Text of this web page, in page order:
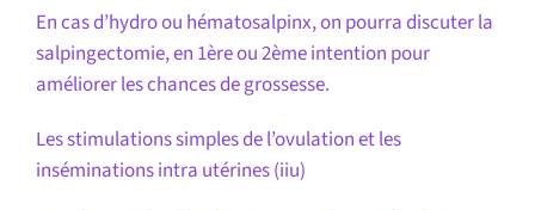
En cas d’hydro ou hématosalpinx, on pourra discuter la
salpingectomie, en 1ère ou 2ème intention pour
améliorer les chances de grossesse.
Les stimulations simples de l’ovulation et les
inséminations intra utérines (iiu)